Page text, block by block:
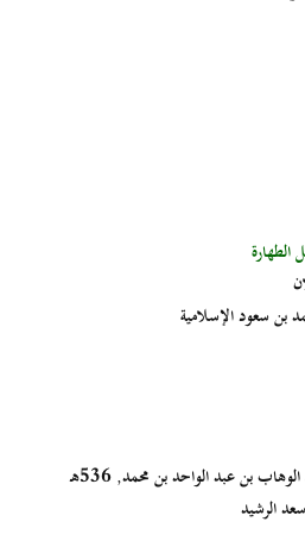
الطهارة
بن سعود الإسلامية
بن عبد الواحد بن محمد, 536هـ
الرشيد